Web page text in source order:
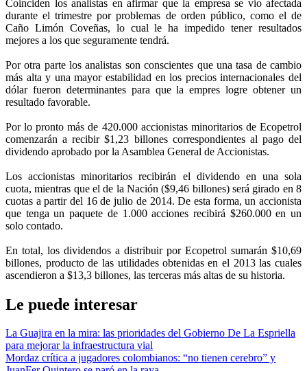
Coinciden los analistas en afirmar que la empresa se vio afectada
durante el trimestre por problemas de orden público, como el de
Caño Limón Coveñas, lo cual le ha impedido tener resultados
mejores a los que seguramente tendrá.
Por otra parte los analistas son conscientes que una tasa de cambio
más alta y una mayor estabilidad en los precios internacionales del
dólar fueron determinantes para que la empres logre obtener un
resultado favorable.
Por lo pronto más de 420.000 accionistas minoritarios de Ecopetrol
comenzarán a recibir $1,23 billones correspondientes al pago del
dividendo aprobado por la Asamblea General de Accionistas.
Los accionistas minoritarios recibirán el dividendo en una sola
cuota, mientras que el de la Nación ($9,46 billones) será girado en 8
cuotas a partir del 16 de julio de 2014. De esta forma, un accionista
que tenga un paquete de 1.000 acciones recibirá $260.000 en un
solo contado.
En total, los dividendos a distribuir por Ecopetrol sumarán $10,69
billones, producto de las utilidades obtenidas en el 2013 las cuales
ascendieron a $13,3 billones, las terceras más altas de su historia.
Le puede interesar
La Guajira en la mira: las prioridades del Gobierno De La Espriella
para mejorar la infraestructura vial
Mordaz crítica a jugadores colombianos: “no tienen cerebro” y